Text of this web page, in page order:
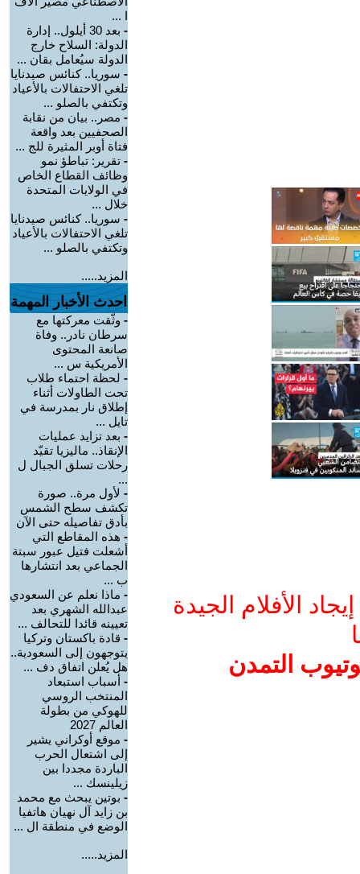
الأفلام الجيدة
التمدن
ا ...
-
بعد 30 أيلول.. إدارة
الدولة: السلاح خارج
الدولة سيُعامل بقان ...
- سوريا.. كنائس صيدنايا
تلغي الاحتفالات بالأعياد
وتكتفي بالصلو ...
- مصر.. بيان من نقابة
الصحفيين بعد واقعة
فتاة أوبر المثيرة للج ...
- تقرير: تباطؤ نمو
وظائف القطاع الخاص
في الولايات المتحدة
خلال ...
- سوريا.. كنائس صيدنايا
تلغي الاحتفالات بالأعياد
وتكتفي بالصلو ...
المزيد.....
احدث الأخبار المهمة
- وثّقت معركتها مع
سرطان نادر.. وفاة
صانعة المحتوى
الأمريكية س ...
- لحظة احتماء طلاب
تحت الطاولات أثناء
إطلاق نار بمدرسة في
تايل ...
- بعد تزايد عمليات
الإنقاذ.. ماليزيا تقيّد
رحلات تسلق الجبال ل
...
- لأول مرة.. صورة
تكشف سطح الشمس
بأدق تفاصيله حتى الآن
- هذه المقاطع التي
أشعلت فتيل عبور سبتة
الجماعي بعد انتشارها
ب ...
- ماذا نعلم عن السعودي
عبدالله الشهري بعد
تعيينه قائدا للتحالف ...
- قادة باكستان وتركيا
يتوجهون إلى السعودية..
هل يُعلن اتفاق دف ...
- أسباب استبعاد
المنتخب الروسي
للهوكي من بطولة
العالم 2027
- موقع أوكراني يشير
إلى اشتعال الحرب
الباردة مجددا بين
زيلينسك ...
- بوتين يبحث مع محمد
بن زايد آل نهيان هاتفيا
الوضع في منطقة ال ...
المزيد.....